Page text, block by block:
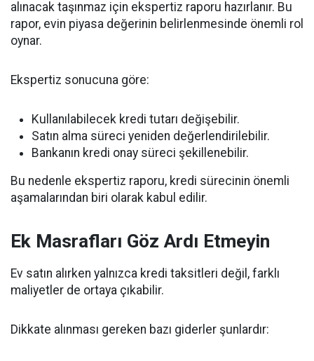
alınacak taşınmaz için ekspertiz raporu hazırlanır. Bu
rapor, evin piyasa değerinin belirlenmesinde önemli rol
oynar.
Ekspertiz sonucuna göre:
Kullanılabilecek kredi tutarı değişebilir.
Satın alma süreci yeniden değerlendirilebilir.
Bankanın kredi onay süreci şekillenebilir.
Bu nedenle ekspertiz raporu, kredi sürecinin önemli
aşamalarından biri olarak kabul edilir.
Ek Masrafları Göz Ardı Etmeyin
Ev satın alırken yalnızca kredi taksitleri değil, farklı
maliyetler de ortaya çıkabilir.
Dikkate alınması gereken bazı giderler şunlardır: